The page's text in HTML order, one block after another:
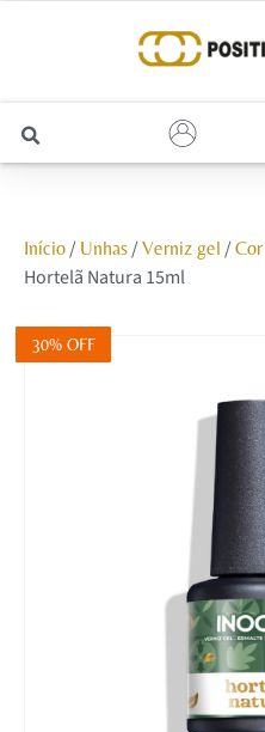
Unhas
Início/ Unhas/ Verniz gel / Cor
Hortelã Natura 15ml
30% OFF